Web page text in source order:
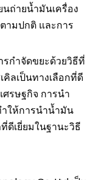
นถ่ายน้ำมันเครื่อง
ามปกติ และการ
กำจัดขยะด้วยวิธีที่
ลเป็นทางเลือกที่ดี
รษฐกิจ การนำ
ให้การนำน้ำมัน
ดีเยี่ยมในฐานะวิธี